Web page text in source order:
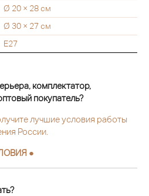
Ø 20 × 28 см
Ø 30 × 27 см
E27
комплектатор,
покупатель?
лучшие условия работы
России.
●